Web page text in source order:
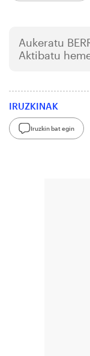
Aukeratu
Aktibatu
IRUZKINAK
Iruzkin bat egin